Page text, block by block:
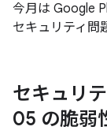
今月は Google
セキュリティ問
セキュリ
05 の脆弱